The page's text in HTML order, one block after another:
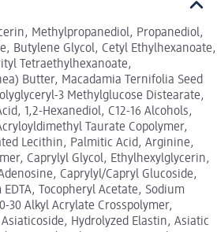
Methylpropanediol, Propanediol,
Butylene Glycol, Cetyl Ethylhexanoate,
Tetraethylhexanoate,
Butter, Macadamia Ternifolia Seed
3 Methylglucose Distearate,
1,2-Hexanediol, C12-16 Alcohols,
Taurate Copolymer,
Lecithin, Palmitic Acid, Arginine,
Caprylyl Glycol, Ethylhexylglycerin,
Caprylyl/Capryl Glucoside,
Tocopheryl Acetate, Sodium
30 Alkyl Acrylate Crosspolymer,
Hydrolyzed Elastin, Asiatic